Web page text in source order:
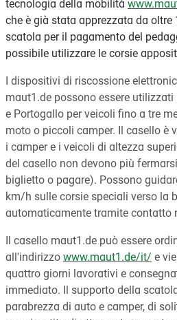
tecnologia della mobilità
che è già stata apprezzata da oltre
scatola per il pagamento del
possibile utilizzare le corsie
I dispositivi di riscossione
maut1.de possono essere utilizzati
e Portogallo per veicoli fino a tre
moto o piccoli camper. Il casello è
i camper e i veicoli di altezza
del casello non devono più
biglietto o pagare). Possono
km/h sulle corsie speciali verso la
automaticamente tramite contatto
Il casello maut1.de può essere
all'indirizzo www.maut1.de/it/ e
quattro giorni lavorativi e
immediato. Il supporto della
parabrezza di auto e camper, di